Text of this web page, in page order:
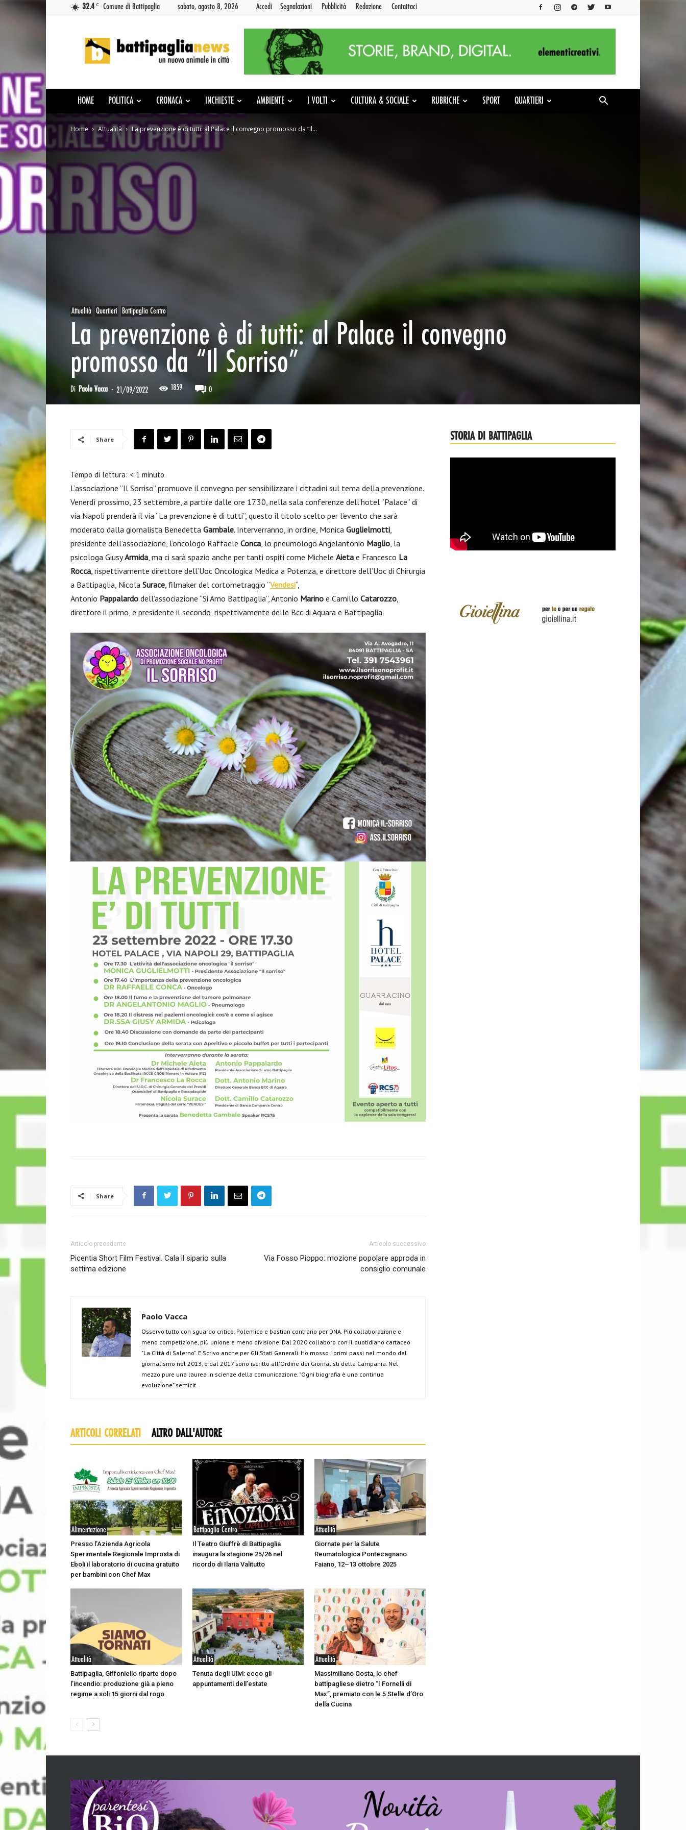
32.4 C Comune di Battipaglia sabato, agosto 8, 2026 Accedi Segnalazioni Pubblicità Redazione Contattaci
News
HOME POLITICA CRONACA INCHIESTE AMBIENTE I VOLTI CULTURA & SOCIALE RUBRICHE SPORT QUARTIERI
Home Attualità La prevenzione è di tutti: al Palace il convegno promosso da “Il...
Attualità Quartieri Battipaglia Centro
La prevenzione è di tutti: al Palace il convegno
promosso da “Il Sorriso”
Di Paolo Vacca - 21/09/2022 1859 0
Share
Tempo di lettura: < 1 minuto
L’associazione “Il Sorriso” promuove il convegno per sensibilizzare i cittadini sul tema della prevenzione.
Venerdì prossimo, 23 settembre, a partire dalle ore 17.30, nella sala conferenze dell’hotel “Palace” di
via Napoli prenderà il via “La prevenzione è di tutti”, questo il titolo scelto per l’evento che sarà
moderato dalla giornalista Benedetta Gambale. Interverranno, in ordine, Monica Guglielmotti,
presidente dell’associazione, l’oncologo Raffaele Conca, lo pneumologo Angelantonio Maglio, la
psicologa GiusyArmida, ma ci sarà spazio anche per tanti ospiti come Michele Aieta e Francesco La
Rocca, rispettivamente direttore dell’Uoc Oncologica Medica a Potenza, e direttore dell’Uoc di Chirurgia
a Battipaglia, Nicola Surace, filmaker del cortometraggio “Vendesi“,
Antonio Pappalardo dell’associazione “Si Amo Battipaglia”, Antonio Marino e Camillo Catarozzo,
direttore il primo, e presidente il secondo, rispettivamente delle Bcc di Aquara e Battipaglia.
Share
Articolo precedente
Picentia Short Film Festival. Cala il sipario sulla
settima edizione
Articolo successivo
Via Fosso Pioppo: mozione popolare approda in
consiglio comunale
Paolo Vacca
Osservo tutto con sguardo critico. Polemico e bastian contrario per DNA. Più collaborazione e
meno competizione, più unione e meno divisione. Dal 2020 collaboro con il quotidiano cartaceo
"La Città di Salerno". E Scrivo anche per Gli Stati Generali. Ho mosso i primi passi nel mondo del
giornalismo nel 2013, e dal 2017 sono iscritto all'Ordine dei Giornalisti della Campania. Nel
mezzo pure una laurea in scienze della comunicazione. "Ogni biografia è una continua
evoluzione" semicit.
ARTICOLI CORRELATI ALTRO DALL'AUTORE
Alimentazione
Presso l’Azienda Agricola
Sperimentale Regionale Improsta di
Eboli il laboratorio di cucina gratuito
per bambini con Chef Max
Battipaglia Centro
Il Teatro Giuffrè di Battipaglia
inaugura la stagione 25/26 nel
ricordo di Ilaria Valitutto
Attualità
Giornate per la Salute
Reumatologica Pontecagnano
Faiano, 12–13 ottobre 2025
Attualità
Battipaglia, Giffoniello riparte dopo
l’incendio: produzione già a pieno
regime a soli 15 giorni dal rogo
Attualità
Tenuta degli Ulivi: ecco gli
appuntamenti dell’estate
Attualità
Massimiliano Costa, lo chef
battipagliese dietro “I Fornelli di
Max”, premiato con le 5 Stelle d’Oro
della Cucina
STORIA DI BATTIPAGLIA